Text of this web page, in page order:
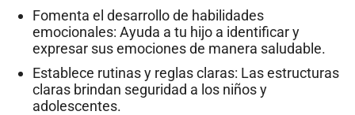
Fomenta el desarrollo de habilidades
emocionales: Ayuda a tu hijo a identificar y
expresar sus emociones de manera saludable.
Establece rutinas y reglas claras: Las estructuras
claras brindan seguridad a los niños y
adolescentes.